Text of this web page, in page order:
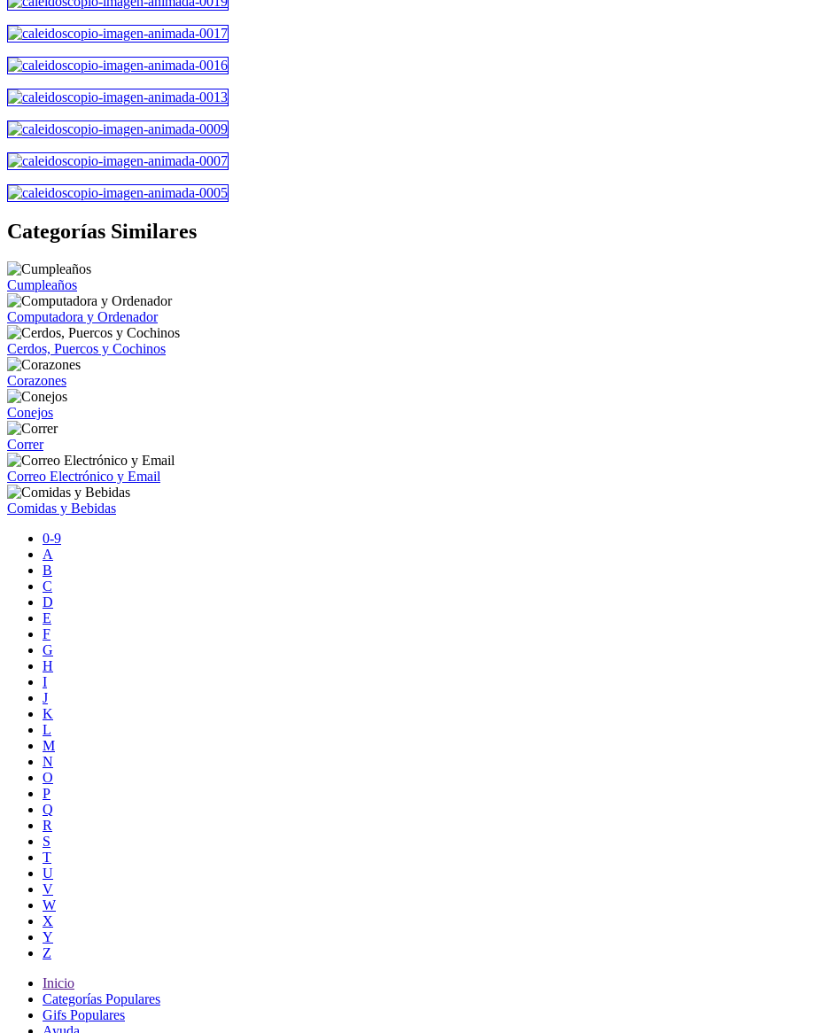
Categorías Similares
Cumpleaños
Computadora y Ordenador
Cerdos, Puercos y Cochinos
Corazones
Conejos
Correr
Correo Electrónico y Email
Comidas y Bebidas
0-9
A
B
C
D
E
F
G
H
I
J
K
L
M
N
O
P
Q
R
S
T
U
V
W
X
Y
Z
Inicio
Categorías Populares
Gifs Populares